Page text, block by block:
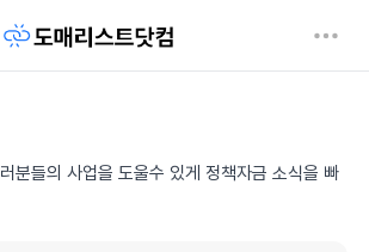
분들의 사업을 도울수 있게 정책자금 소식을 빠